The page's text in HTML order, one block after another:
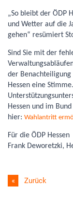
„So bleibt der ÖDP
und Wetter auf die
gehen“ resümiert
Sind Sie mit der
der Benachteiligung
Hessen eine
Hessen und im
hier: Wahlantritt
Für die ÖDP Hessen
Frank Deworetzki,
Zurück